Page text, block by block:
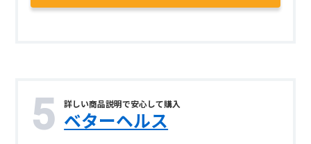
詳しい商品説明で安心して購入
ベターヘルス